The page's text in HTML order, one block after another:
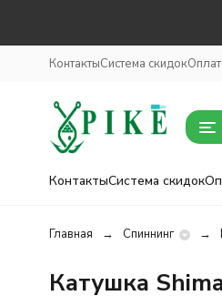
КонтактыСистема скидок
КонтактыСистема скидок
Главная Спиннинг
Катушка